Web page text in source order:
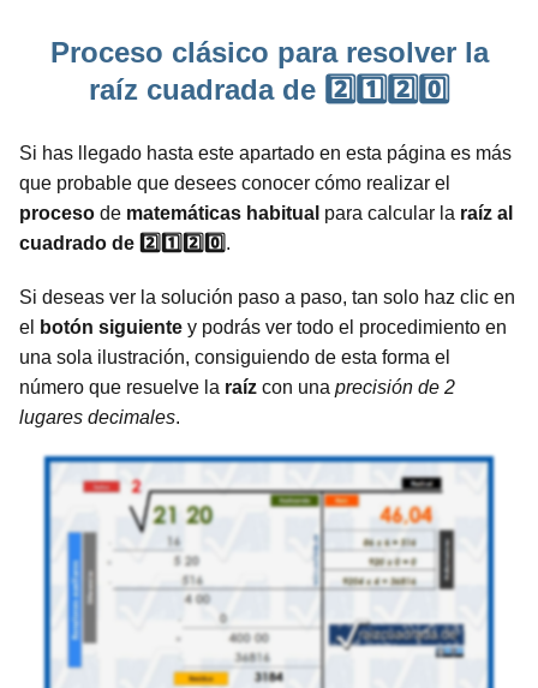
Proceso clásico para resolver la
raíz cuadrada de 2️⃣1️⃣2️⃣0️⃣
Si has llegado hasta este apartado en esta página es más
que probable que desees conocer cómo realizar el
proceso de matemáticas habitual para calcular la raíz al
cuadrado de 2️⃣1️⃣2️⃣0️⃣ .
Si deseas ver la solución paso a paso, tan solo haz clic en
el
botón siguiente y podrás ver todo el procedimiento en
una sola ilustración, consiguiendo de esta forma el
número que resuelve la raíz con una precisión de 2
lugares decimales.